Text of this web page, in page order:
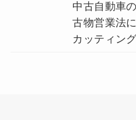
中古自動車
古物営業法
カッティン